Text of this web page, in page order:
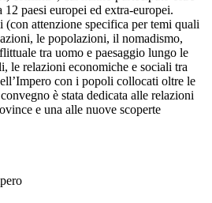
paesi europei ed extra-europei.
(con attenzione specifica per temi quali
le popolazioni, il nomadismo,
tra uomo e paesaggio lungo le
le relazioni economiche e sociali tra
con i popoli collocati oltre le
è stata dedicata alle relazioni
e una alle nuove scoperte